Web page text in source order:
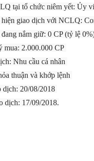
tại tổ chức niêm yết: Ủy
hiện giao dịch với NCLQ:
nắm giữ: 0 CP (tỷ lệ
mua: 2.000.000 CP
Nhu cầu cá nhân
thuận và khớp lệnh
dịch: 20/08/2018
dịch: 17/09/2018.